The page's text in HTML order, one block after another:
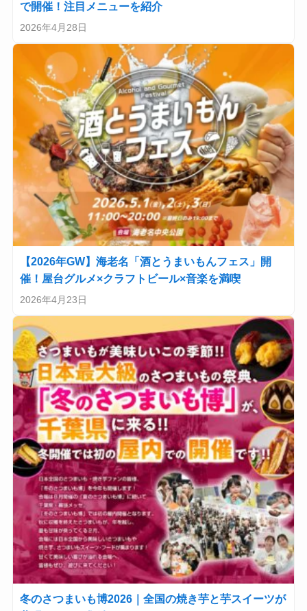
で開催！注目メニューを紹介
2026年4月28日
【2026年GW】海老名「酒とうまいもんフェス」開
催！屋台グルメ×クラフトビール×音楽を満喫
2026年4月23日
冬のさつまいも博2026｜全国の焼き芋と芋スイーツが